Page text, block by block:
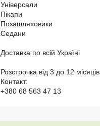
Універсали
Пікапи
Позашляховики
Седани
Доставка по всій Україні
Розстрочка від 3 до 12 місяців
Контакт:
+380 68 563 47 13